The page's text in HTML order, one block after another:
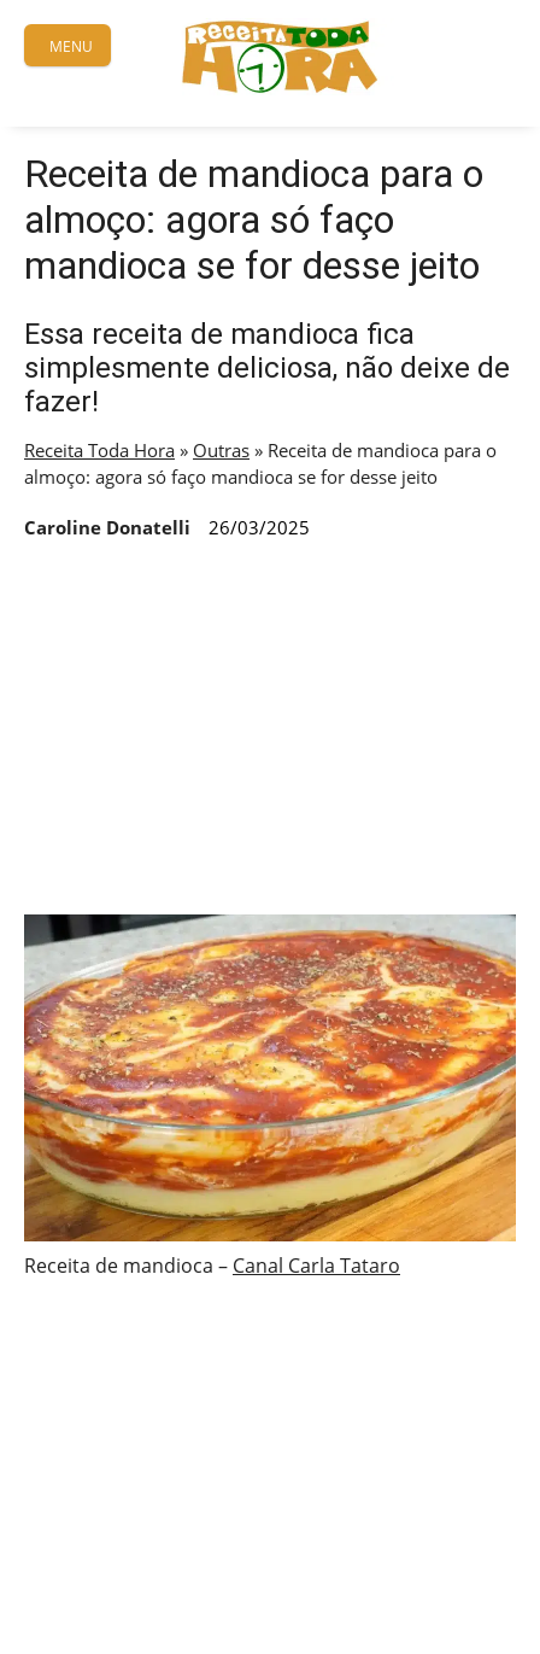
content
MENU
Receita de mandioca para o
almoço: agora só faço
mandioca se for desse jeito
Essa receita de mandioca fica
simplesmente deliciosa, não deixe de
fazer!
Receita Toda Hora » Outras » Receita de mandioca para o
almoço: agora só faço mandioca se for desse jeito
Caroline Donatelli 26/03/2025
Receita de mandioca – Canal Carla Tataro